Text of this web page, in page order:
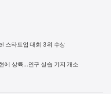
스타트업 대회 3위 수상
에 상륙…연구 실습 기지 개소